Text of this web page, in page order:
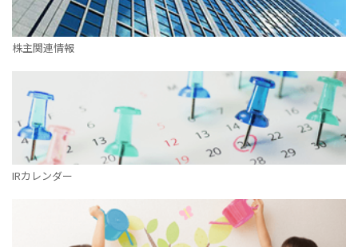
株主関連情報
IRカレンダー